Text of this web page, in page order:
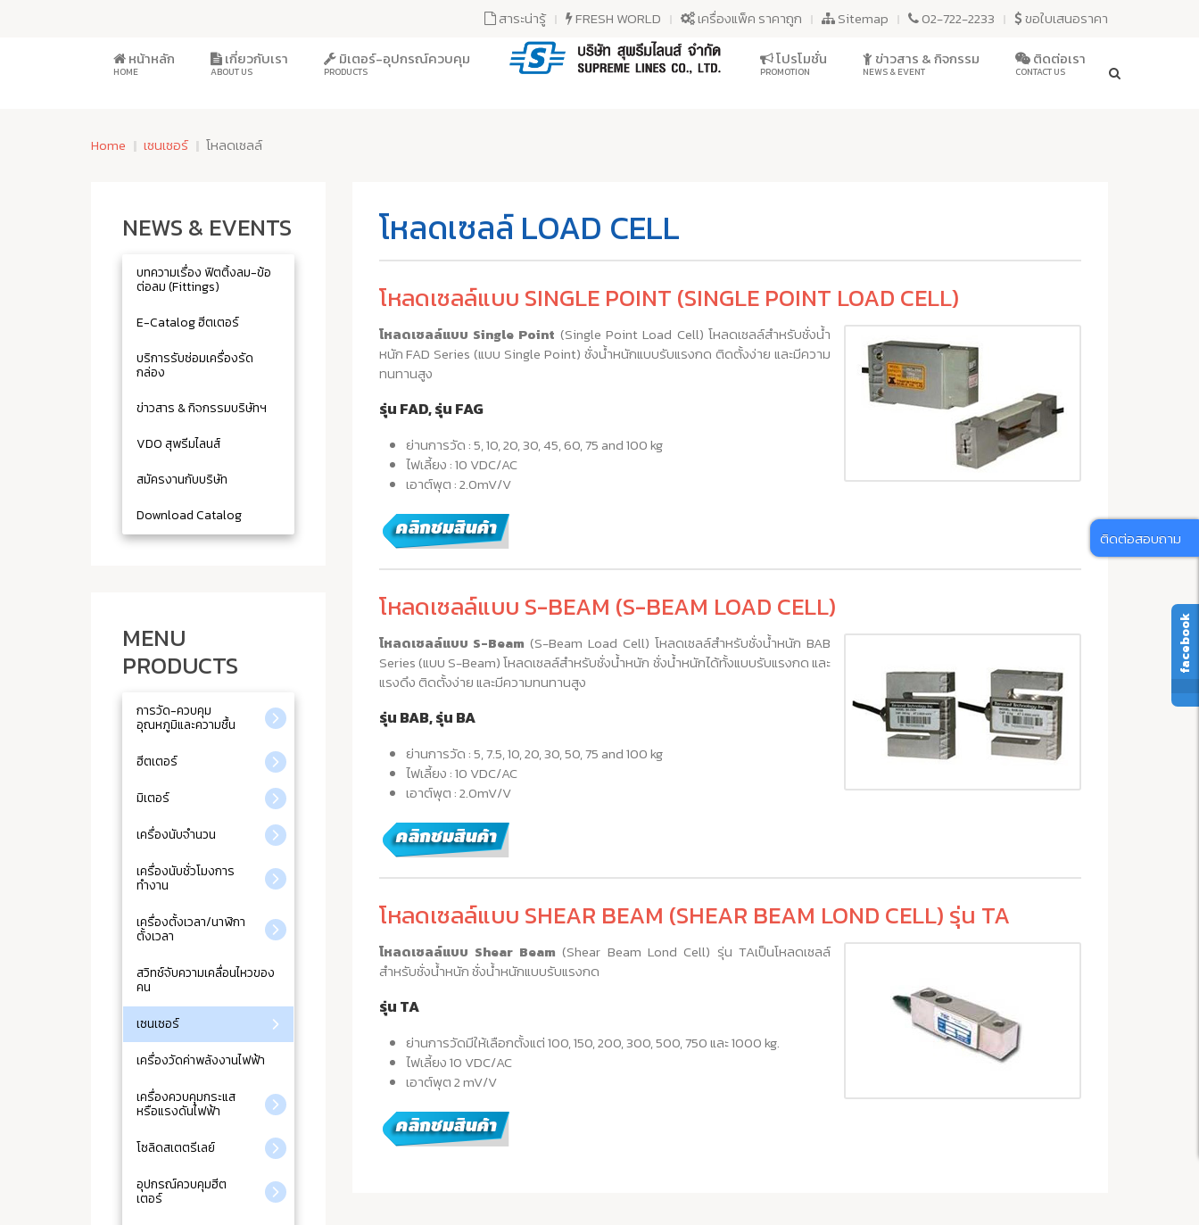
สาระน่ารู้ FRESH WORLD เครื่องแพ็ค ราคาถูก Sitemap 02-722-2233
ขอใบเสนอราคา
หน้าหลัก
HOME
เกี่ยวกับเรา
ABOUT US
มิเตอร์-อุปกรณ์ควบคุม
PRODUCTS
โปรโมชั่น
PROMOTION
ข่าวสาร & กิจกรรม
NEWS & EVENT
ติดต่อเรา
CONTACT US
Home เซนเซอร์ โหลดเซลล์
โหลดเซลล์ LOAD CELL
โหลดเซลล์แบบ SINGLE POINT (SINGLE POINT LOAD CELL)
โหลดเซลล์แบบ Single Point (Single Point Load Cell) โหลดเซลล์สำหรับชั่งน้ำ
หนัก FAD Series (แบบ Single Point) ชั่งน้ำหนักแบบรับแรงกด ติดตั้งง่าย และมีความ
ทนทานสูง
รุ่น FAD, รุ่น FAG
ย่านการวัด : 5, 10, 20, 30, 45, 60, 75 and 100 kg
ไฟเลี้ยง : 10 VDC/AC
เอาต์พุต : 2.0mV/V
โหลดเซลล์แบบ S-BEAM (S-BEAM LOAD CELL)
โหลดเซลล์แบบ S-Beam(S-Beam Load Cell) โหลดเซลล์สำหรับชั่งน้ำหนัก BAB
Series (แบบ S-Beam) โหลดเซลล์สำหรับชั่งน้ำหนัก ชั่งน้ำหนักได้ทั้งแบบรับแรงกด และ
แรงดึง ติดตั้งง่าย และมีความทนทานสูง
รุ่น BAB, รุ่น BA
ย่านการวัด : 5, 7.5, 10, 20, 30, 50, 75 and 100 kg
ไฟเลี้ยง : 10 VDC/AC
เอาต์พุต : 2.0mV/V
โหลดเซลล์แบบ SHEAR BEAM (SHEAR BEAM LOND CELL) รุ่น TA
โหลดเซลล์แบบ Shear Beam(Shear Beam Lond Cell) รุ่น TAเป็นโหลดเซลล์
สำหรับชั่งน้ำหนัก ชั่งน้ำหนักแบบรับแรงกด
รุ่น TA
ย่านการวัดมีให้เลือกตั้งแต่ 100, 150, 200, 300, 500, 750 และ 1000 kg.
ไฟเลี้ยง 10 VDC/AC
เอาต์พุต 2 mV/V
NEWS & EVENTS
บทความเรื่อง ฟิตติ้งลม-ข้อ
ต่อลม (Fittings)
E-Catalog ฮีตเตอร์
บริการรับซ่อมเครื่องรัด
กล่อง
ข่าวสาร & กิจกรรมบริษัทฯ
VDO สุพรีมไลนส์
สมัครงานกับบริษัท
Download Catalog
MENU
PRODUCTS
การวัด-ควบคุม
อุณหภูมิและความชื้น
ฮีตเตอร์
มิเตอร์
เครื่องนับจำนวน
เครื่องนับชั่วโมงการ
ทำงาน
เครื่องตั้งเวลา/นาฬิกา
ตั้งเวลา
สวิทช์จับความเคลื่อนไหวของ
คน
เซนเซอร์
เครื่องวัดค่าพลังงานไฟฟ้า
เครื่องควบคุมกระแส
หรือแรงดันไฟฟ้า
โซลิดสเตตรีเลย์
อุปกรณ์ควบคุมฮีต
เตอร์
facebook
ติดต่อสอบถาม